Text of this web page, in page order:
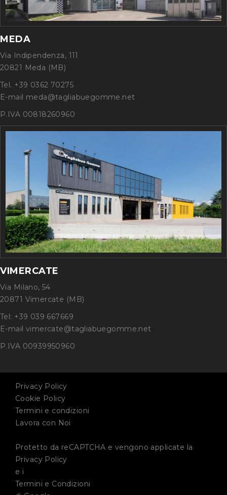
MEDA
Via Indipendenza, 111
20821 Meda (MB)
Tel. +39 0362 70275
E-mail meda@tagliabuegomme.net
P.IVA 00818260960
VIMERCATE
Via Milano, 54
20871 Vimercate (MB)
Tel: +39 039 667669
E-mail vimercate@tagliabuegomme.net
P.IVA 00939950960
Privacy Policy
Cookie Policy
Termini e condizioni
Lavora con Noi
Protetto da reCAPTCHA e vengono applicate la
Privacy Policy
e i
Termini e Condizioni